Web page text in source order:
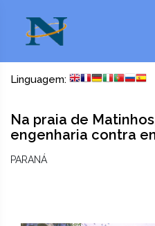
Linguagem:
Na praia de
engenharia contra
PARANÁ